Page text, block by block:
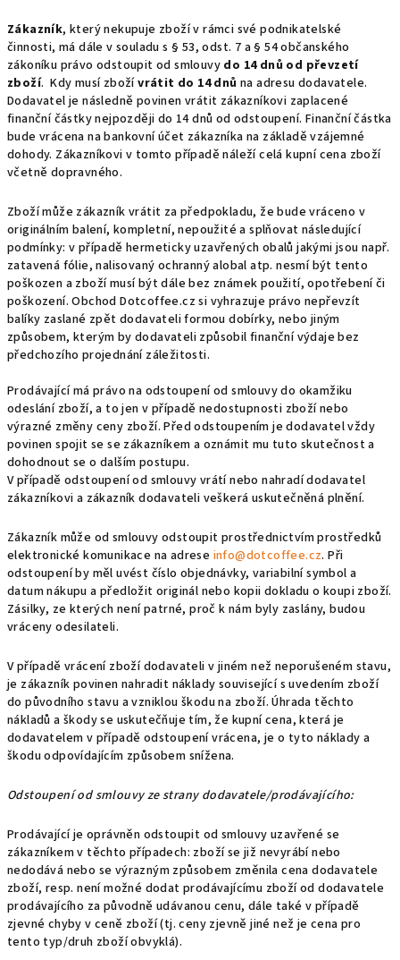
Zákazník, který nekupuje zboží v rámci své podnikatelské
činnosti, má dále v souladu s § 53, odst. 7 a § 54 občanského
zákoníku právo odstoupit od smlouvy do 14 dnů od převzetí
zboží. Kdy musí zbožívrátit do 14 dnů na adresu dodavatele.
Dodavatel je následně povinen vrátit zákazníkovi zaplacené
finanční částky nejpozději do 14 dnů od odstoupení. Finanční částka
bude vrácena na bankovní účet zákazníka na základě vzájemné
dohody. Zákazníkovi v tomto případě náleží celá kupní cena zboží
včetně dopravného.
Zboží může zákazník vrátit za předpokladu, že bude vráceno v
originálním balení, kompletní, nepoužité a splňovat následující
podmínky: v případě hermeticky uzavřených obalů jakými jsou např.
zatavená fólie, nalisovaný ochranný alobal atp. nesmí být tento
poškozen a zboží musí být dále bez známek použití, opotřebení či
poškození. Obchod Dotcoffee.cz si vyhrazuje právo nepřevzít
balíky zaslané zpět dodavateli formou dobírky, nebo jiným
způsobem, kterým by dodavateli způsobil finanční výdaje bez
předchozího projednání záležitosti.
Prodávající má právo na odstoupení od smlouvy do okamžiku
odeslání zboží, a to jen v případě nedostupnosti zboží nebo
výrazné změny ceny zboží. Před odstoupením je dodavatel vždy
povinen spojit se se zákazníkem a oznámit mu tuto skutečnost a
dohodnout se o dalším postupu.
V případě odstoupení od smlouvy vrátí nebo nahradí dodavatel
zákazníkovi a zákazník dodavateli veškerá uskutečněná plnění.
Zákazník může od smlouvy odstoupit prostřednictvím prostředků
elektronické komunikace na adrese info@dotcoffee.cz. Při
odstoupení by měl uvést číslo objednávky, variabilní symbol a
datum nákupu a předložit originál nebo kopii dokladu o koupi zboží.
Zásilky, ze kterých není patrné, proč k nám byly zaslány, budou
vráceny odesilateli.
V případě vrácení zboží dodavateli v jiném než neporušeném stavu,
je zákazník povinen nahradit náklady související s uvedením zboží
do původního stavu a vzniklou škodu na zboží. Úhrada těchto
nákladů a škody se uskutečňuje tím, že kupní cena, která je
dodavatelem v případě odstoupení vrácena, je o tyto náklady a
škodu odpovídajícím způsobem snížena.
Odstoupení od smlouvy ze strany dodavatele/prodávajícího:
Prodávající je oprávněn odstoupit od smlouvy uzavřené se
zákazníkem v těchto případech: zboží se již nevyrábí nebo
nedodává nebo se výrazným způsobem změnila cena dodavatele
zboží, resp. není možné dodat prodávajícímu zboží od dodavatele
prodávajícího za původně udávanou cenu, dále také v případě
zjevné chyby v ceně zboží (tj. ceny zjevně jiné než je cena pro
tento typ/druh zboží obvyklá).